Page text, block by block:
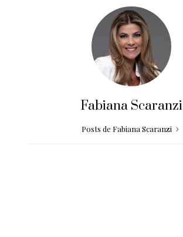
Fabiana Scaranzi
Posts de Fabiana Scaranzi